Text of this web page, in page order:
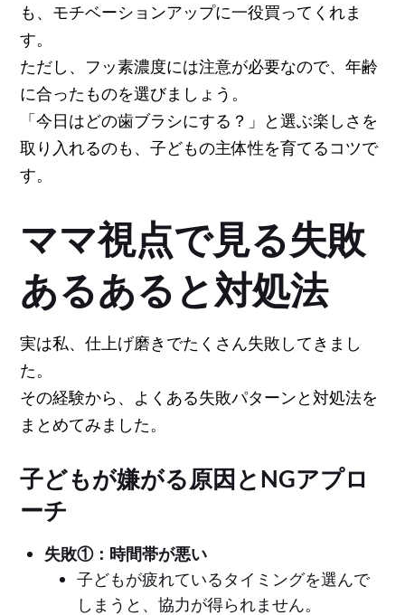
も、モチベーションアップに一役買ってくれま
す。
ただし、フッ素濃度には注意が必要なので、年齢
に合ったものを選びましょう。
「今日はどの歯ブラシにする？」と選ぶ楽しさを
取り入れるのも、子どもの主体性を育てるコツで
す。
ママ視点で見る失敗
あるあると対処法
実は私、仕上げ磨きでたくさん失敗してきまし
た。
その経験から、よくある失敗パターンと対処法を
まとめてみました。
子どもが嫌がる原因とNGアプロ
ーチ
失敗①：時間帯が悪い
子どもが疲れているタイミングを選んで
しまうと、協力が得られません。